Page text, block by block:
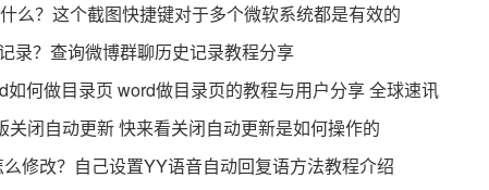
么？这个截图快捷键对于多个微软系统都是有效的
录？查询微博群聊历史记录教程分享
何做目录页 word做目录页的教程与用户分享 全球速讯
关闭自动更新 快来看关闭自动更新是如何操作的
修改？自己设置YY语音自动回复语方法教程介绍